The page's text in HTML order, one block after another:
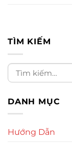
TÌM KIẾM
DANH MỤC
Hướng Dẫn